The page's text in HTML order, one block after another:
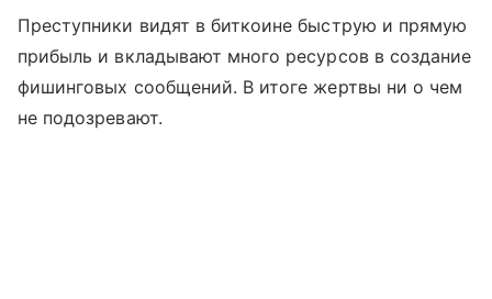
Преступники видят в биткоине быструю и прямую
прибыль и вкладывают много ресурсов в создание
фишинговых сообщений. В итоге жертвы ни о чем
не подозревают.